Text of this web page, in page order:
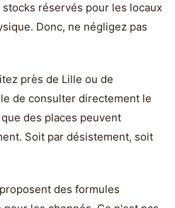
réservés pour les locaux
Donc, ne négligez pas
près de Lille ou de
de consulter directement le
des places peuvent
Soit par désistement, soit
des formules